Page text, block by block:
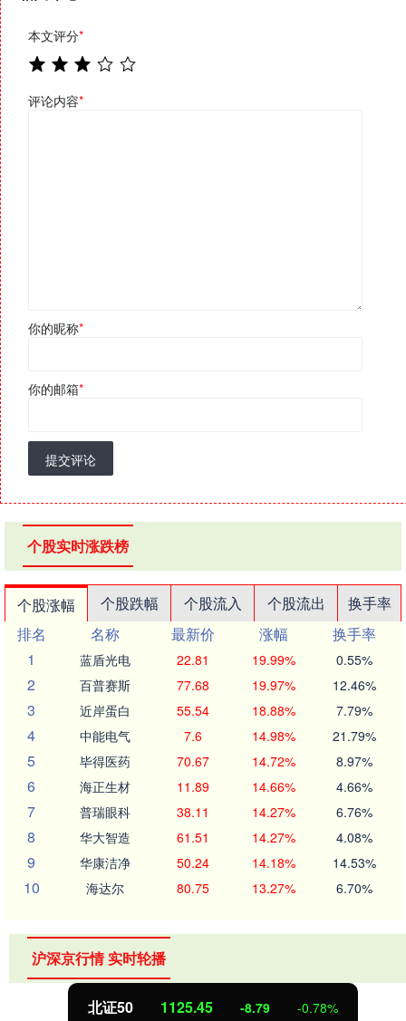
本文评分*
评论内容*
你的昵称*
你的邮箱*
提交评论
个股实时涨跌榜
个股涨幅 个股跌幅 个股流入 个股流出
换手率
排名
名称 最新价 涨幅
换手率
1
蓝盾光电 22.81 19.99% 0.55%
2 百普赛斯 77.68 19.97% 12.46%
3 近岸蛋白 55.54 18.88% 7.79%
4 中能电气 7.6 14.98% 21.79%
5 毕得医药 70.67 14.72% 8.97%
6 海正生材 11.89 14.66% 4.66%
7 普瑞眼科 38.11 14.27% 6.76%
8 华大智造 61.51 14.27% 4.08%
9 华康洁净 50.24 14.18% 14.53%
10 海达尔 80.75 13.27% 6.70%
沪深京行情 实时轮播
北证50 1125.45 -8.79 -0.78%